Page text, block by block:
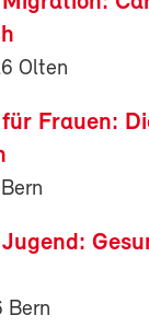
Olten
Frauen:
Bern